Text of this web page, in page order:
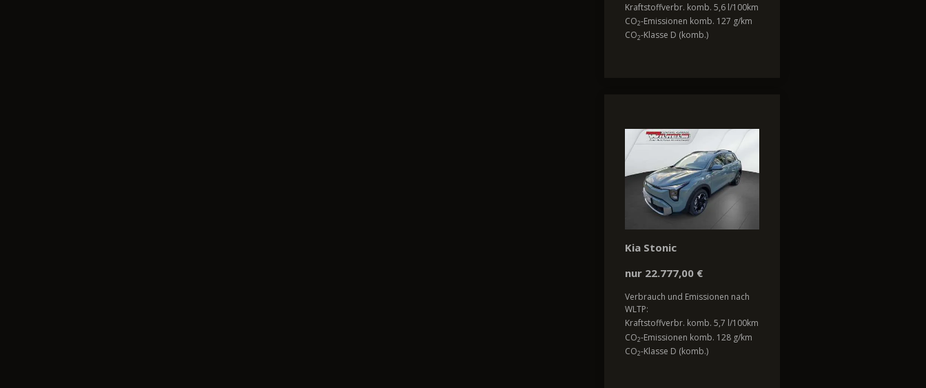
Kraftstoffverbr. komb. 5,6 l/100km
CO2-Emissionen komb. 127 g/km
CO2-Klasse D (komb.)
Kia Stonic
nur 22.777,00 €
Verbrauch und Emissionen nach
WLTP:
Kraftstoffverbr. komb. 5,7 l/100km
CO2-Emissionen komb. 128 g/km
CO2-Klasse D (komb.)